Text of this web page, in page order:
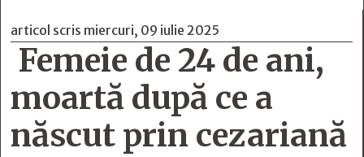
articol scris miercuri, 09 iulie 2025
Femeie de 24 de ani,
moartă după ce a
născut prin cezariană